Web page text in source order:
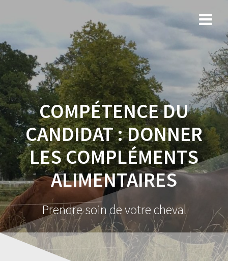
COMPÉTENCE DU
CANDIDAT :DONNER
LES COMPLÉMENTS
ALIMENTAIRES
Prendre soin de votre cheval